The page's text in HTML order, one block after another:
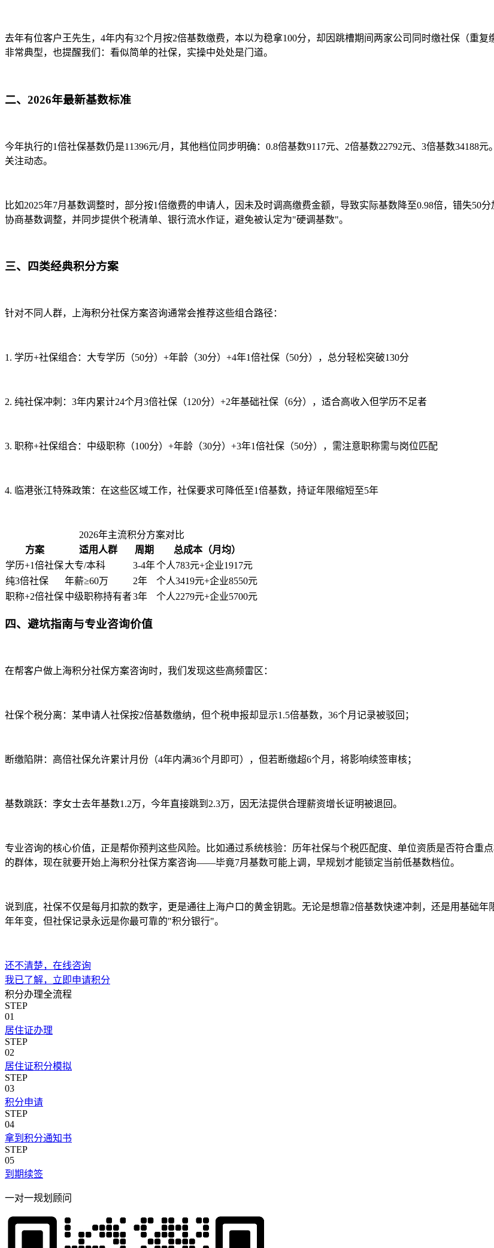
去年有位客户王先生，4年内有32个月按2倍基数缴费，本以为稳拿100分，却因跳槽期间两家公司同时缴社保（重
非常典型，也提醒我们：看似简单的社保，实操中处处是门道。
二、2026年最新基数标准
今年执行的1倍社保基数仍是11396元/月，其他档位同步明确：0.8倍基数9117元、2倍基数22792元、3倍基数34188
关注动态。
比如2025年7月基数调整时，部分按1倍缴费的申请人，因未及时调高缴费金额，导致实际基数降至0.98倍，错失50
协商基数调整，并同步提供个税清单、银行流水作证，避免被认定为"硬调基数"。
三、四类经典积分方案
针对不同人群，上海积分社保方案咨询通常会推荐这些组合路径：
1. 学历+社保组合：大专学历（50分）+年龄（30分）+4年1倍社保（50分），总分轻松突破130分
2. 纯社保冲刺：3年内累计24个月3倍社保（120分）+2年基础社保（6分），适合高收入但学历不足者
3. 职称+社保组合：中级职称（100分）+年龄（30分）+3年1倍社保（50分），需注意职称需与岗位匹配
4. 临港张江特殊政策：在这些区域工作，社保要求可降低至1倍基数，持证年限缩短至5年
2026年主流积分方案对比
方案
适用人群 周期
总成本（月均）
学历+1倍社保大专/本科 3-4年个人783元+企业1917元
纯3倍社保
年薪≥60万 2年
个人3419元+企业8550元
职称+2倍社保中级职称持有者3年 个人2279元+企业5700元
四、避坑指南与专业咨询价值
在帮客户做上海积分社保方案咨询时，我们发现这些高频雷区：
社保个税分离：某申请人社保按2倍基数缴纳，但个税申报却显示1.5倍基数，36个月记录被驳回；
断缴陷阱：高倍社保允许累计月份（4年内满36个月即可），但若断缴超6个月，将影响续签审核；
基数跳跃：李女士去年基数1.2万，今年直接跳到2.3万，因无法提供合理薪资增长证明被退回。
专业咨询的核心价值，正是帮你预判这些风险。比如通过系统核验：历年社保与个税匹配度、单位资质是否符合重
的群体，现在就要开始上海积分社保方案咨询——毕竟7月基数可能上调，早规划才能锁定当前低基数档位。
说到底，社保不仅是每月扣款的数字，更是通往上海户口的黄金钥匙。无论是想靠2倍基数快速冲刺，还是用基础
年年变，但社保记录永远是你最可靠的"积分银行"。
还不清楚，在线咨询
我已了解，立即申请积分
积分办理全流程
STEP
01
居住证办理
STEP
02
居住证积分模拟
STEP
03
积分申请
STEP
04
拿到积分通知书
STEP
05
到期续签
一对一规划顾问